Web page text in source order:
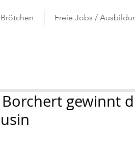
Freie Jobs /
gewinnt
bewertet.